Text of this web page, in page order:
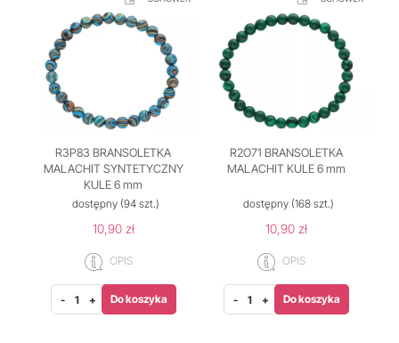
R3P83 BRANSOLETKA
MALACHIT SYNTETYCZNY
KULE 6 mm
dostępny(94 szt.)
10,90 zł
OPIS
- + Do koszyka
R2O71 BRANSOLETKA
MALACHIT KULE 6 mm
dostępny(168 szt.)
10,90 zł
OPIS
- + Do koszyka